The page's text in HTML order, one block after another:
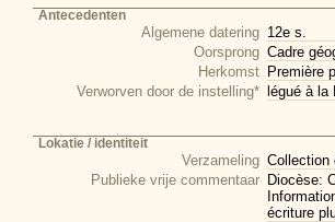
Antecedenten
Algemene datering 12e s.
Oorsprong Cadre
Herkomst Première
Verworven door de instelling*
légué à
Lokatie / identiteit
Verzameling Collection
Publieke vrije commentaar Diocèse:
écriture